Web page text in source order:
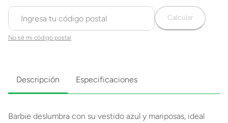
No sé mi código postal
Calcular
Descripción Especificaciones
Barbie deslumbra con su vestido azul y mariposas, ideal